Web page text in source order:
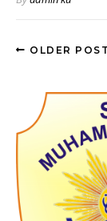
OLDER